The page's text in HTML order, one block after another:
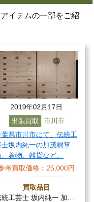
イテムの一部をご紹
2019年02月17日
出張買取
市川市
葉県市川市にて、伝統工
士坂内純一の加茂桐箪
着物、雑貨など。
考買取価格： 25,000円
買取品目
統工芸士 坂内純一 加…